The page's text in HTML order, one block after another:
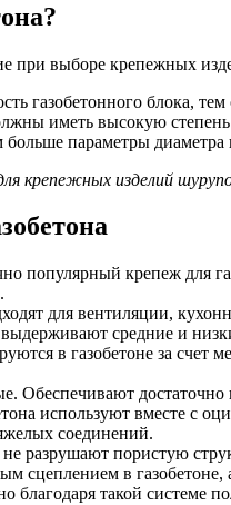
при выборе крепежных
газобетонного блока,
иметь высокую
больше параметры
крепежных изделий
популярный крепеж для
для вентиляции,
средние и
в газобетоне за счет
достаточно
используют вместе с
соединений.
разрушают пористую
сцеплением в газобетоне,
такой системе